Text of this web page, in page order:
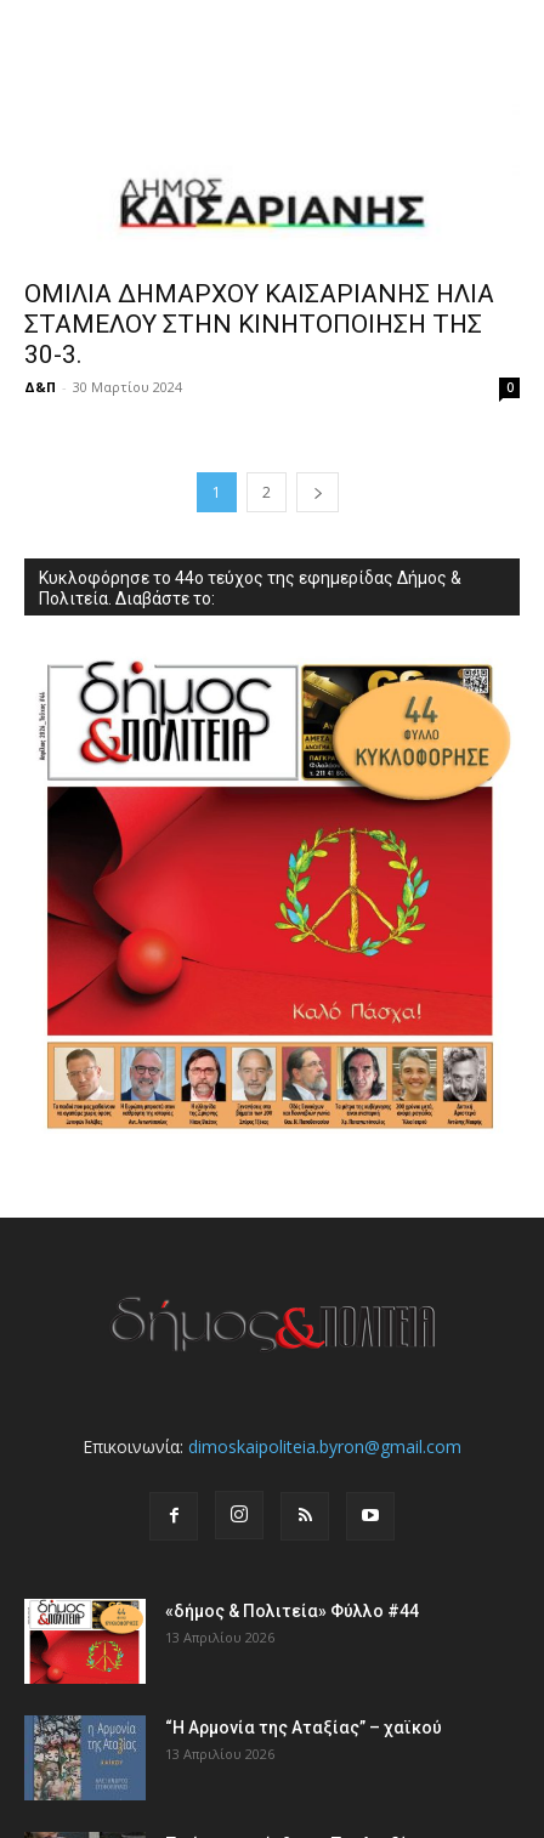
ΟΜΙΛΙΑ ΔΗΜΑΡΧΟΥ ΚΑΙΣΑΡΙΑΝΗΣ ΗΛΙΑ
ΣΤΑΜΕΛΟΥ ΣΤΗΝ ΚΙΝΗΤΟΠΟΙΗΣΗ ΤΗΣ
30-3.
Δ&Π - 30 Μαρτίου 2024 0
1 2
Κυκλοφόρησε το 44ο τεύχος της εφημερίδας Δήμος &
Πολιτεία. Διαβάστε το:
Επικοινωνία: dimoskaipoliteia.byron@gmail.com
«δήμος & Πολιτεία» Φύλλο #44
13 Απριλίου 2026
“Η Αρμονία της Αταξίας” – χαϊκού
13 Απριλίου 2026